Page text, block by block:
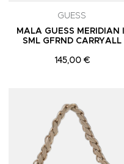
GUESS
MALA GUESS MERIDIAN II
SML GFRND CARRYALL
145,00 €